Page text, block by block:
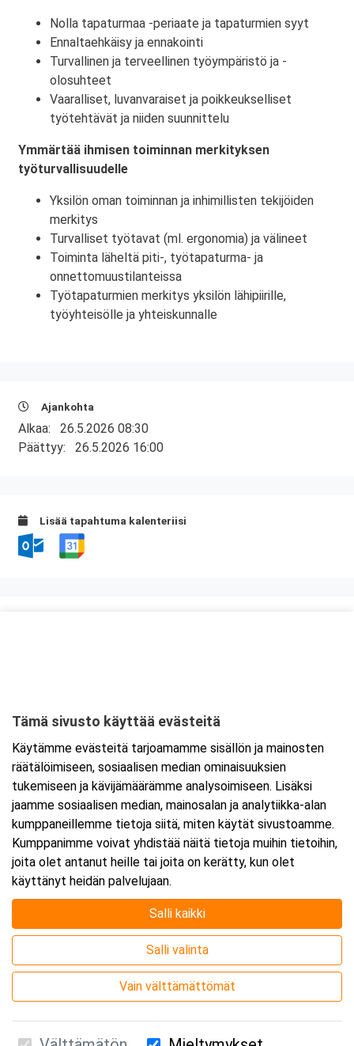
Nolla tapaturmaa -periaate ja tapaturmien syyt
Ennaltaehkäisy ja ennakointi
Turvallinen ja terveellinen työympäristö ja -
olosuhteet
Vaaralliset, luvanvaraiset ja poikkeukselliset
työtehtävät ja niiden suunnittelu
Ymmärtää ihmisen toiminnan merkityksen
työturvallisuudelle
Yksilön oman toiminnan ja inhimillisten tekijöiden
merkitys
Turvalliset työtavat (ml. ergonomia) ja välineet
Toiminta läheltä piti-, työtapaturma- ja
onnettomuustilanteissa
Työtapaturmien merkitys yksilön lähipiirille,
työyhteisölle ja yhteiskunnalle
Ajankohta
Alkaa: 26.5.2026 08:30
Päättyy: 26.5.2026 16:00
Lisää tapahtuma kalenteriisi
Tarkempi kartta ja ajo-ohjeet
Tämä sivusto käyttää evästeitä
Käytämme evästeitä tarjoamamme sisällön ja mainosten
räätälöimiseen, sosiaalisen median ominaisuuksien
tukemiseen ja kävijämäärämme analysoimiseen. Lisäksi
jaamme sosiaalisen median, mainosalan ja analytiikka-alan
kumppaneillemme tietoja siitä, miten käytät sivustoamme.
Kumppanimme voivat yhdistää näitä tietoja muihin tietoihin,
joita olet antanut heille tai joita on kerätty, kun olet
käyttänyt heidän palvelujaan.
Salli kaikki
Salli valinta
Vain välttämättömät